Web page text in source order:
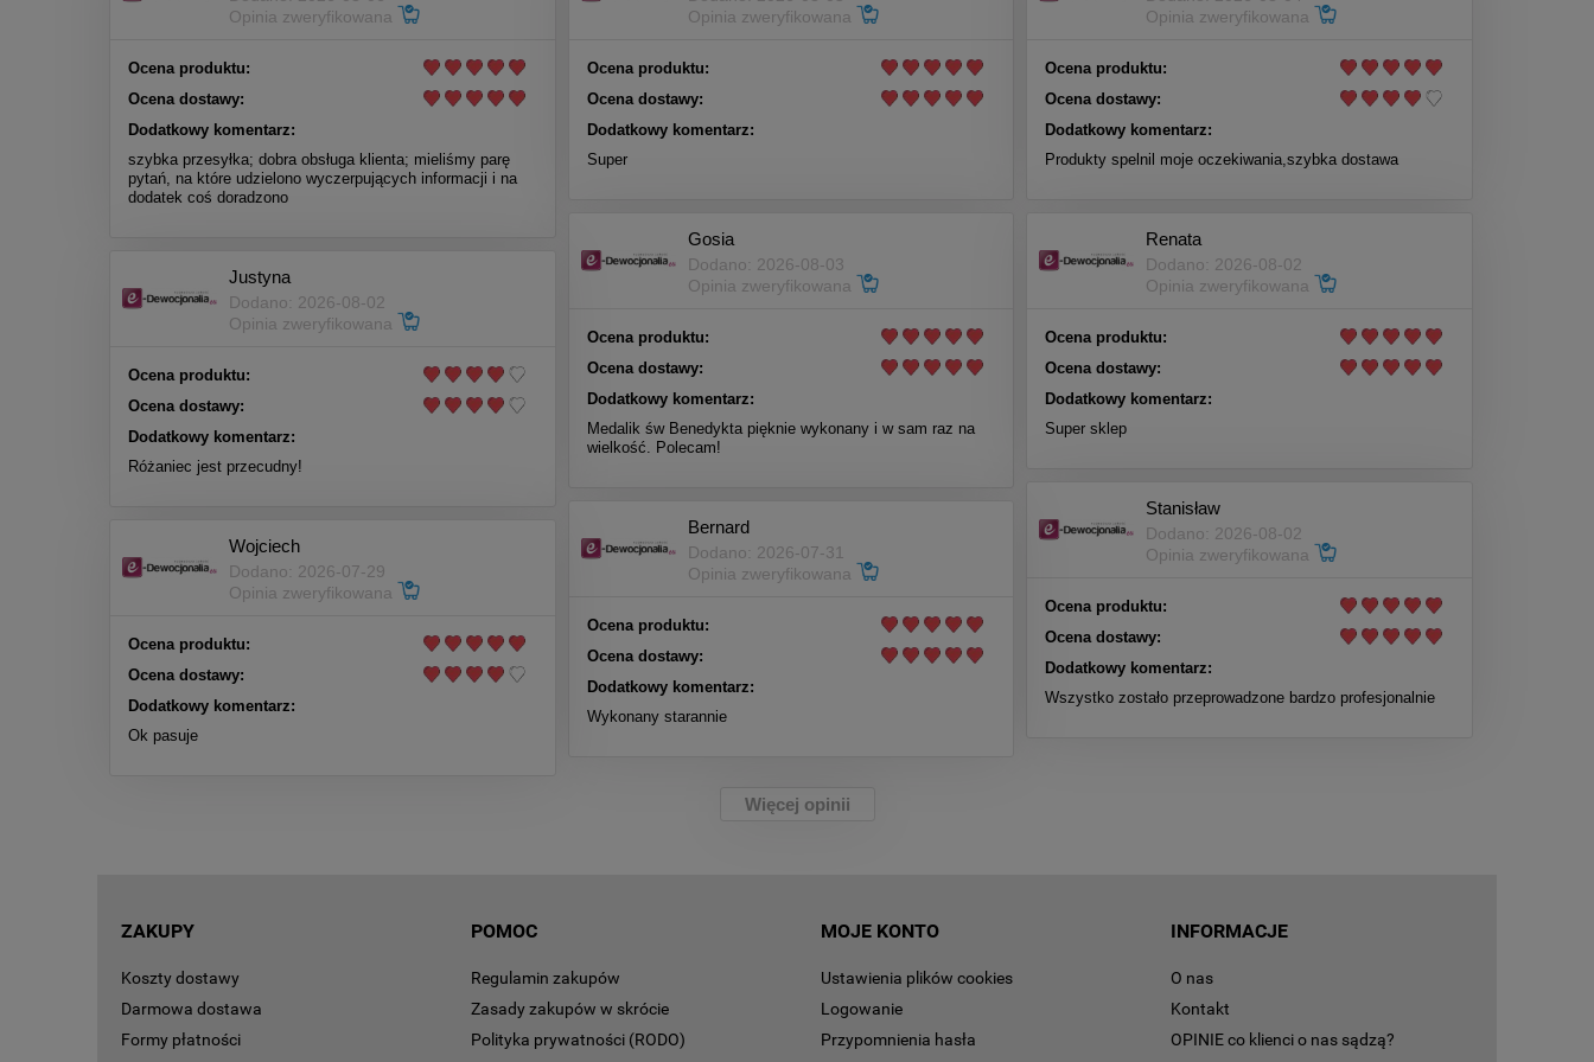
Opinia zweryfikowana
Ocena produktu:
Ocena dostawy:
Dodatkowy komentarz:
szybka przesyłka; dobra obsługa klienta; mieliśmy parę
pytań, na które udzielono wyczerpujących informacji i na
dodatek coś doradzono
Opinia zweryfikowana
Ocena produktu:
Ocena dostawy:
Dodatkowy komentarz:
Super
Opinia zweryfikowana
Ocena produktu:
Ocena dostawy:
Dodatkowy komentarz:
Produkty spelnil moje oczekiwania,szybka dostawa
Gosia
Dodano: 2026-08-03
Opinia zweryfikowana
Ocena produktu:
Ocena dostawy:
Dodatkowy komentarz:
Medalik św Benedykta pięknie wykonany i w sam raz na
wielkość. Polecam!
Renata
Dodano: 2026-08-02
Opinia zweryfikowana
Ocena produktu:
Ocena dostawy:
Dodatkowy komentarz:
Super sklep
Justyna
Dodano: 2026-08-02
Opinia zweryfikowana
Ocena produktu:
Ocena dostawy:
Dodatkowy komentarz:
Różaniec jest przecudny!
Stanisław
Dodano: 2026-08-02
Opinia zweryfikowana
Ocena produktu:
Ocena dostawy:
Dodatkowy komentarz:
Wszystko zostało przeprowadzone bardzo profesjonalnie
Bernard
Dodano: 2026-07-31
Opinia zweryfikowana
Ocena produktu:
Ocena dostawy:
Dodatkowy komentarz:
Wykonany starannie
Wojciech
Dodano: 2026-07-29
Opinia zweryfikowana
Ocena produktu:
Ocena dostawy:
Dodatkowy komentarz:
Ok pasuje
Więcej opinii
ZAKUPY
Koszty dostawy
Darmowa dostawa
Formy płatności
POMOC
Regulamin zakupów
Zasady zakupów w skrócie
Polityka prywatności (RODO)
MOJE KONTO
Ustawienia plików cookies
Logowanie
Przypomnienia hasła
INFORMACJE
O nas
Kontakt
OPINIE co klienci o nas sądzą?